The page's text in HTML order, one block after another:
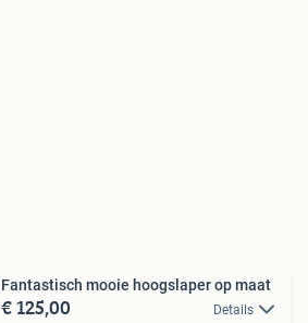
Fantastisch mooie hoogslaper op maat
€ 125,00 Details